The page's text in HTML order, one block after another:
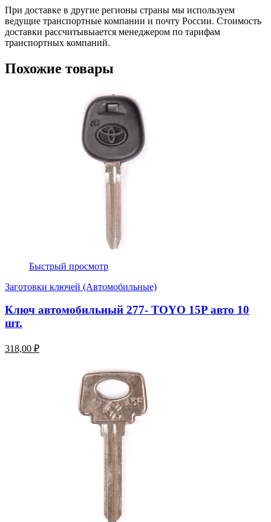
При доставке в другие регионы страны мы используем
ведущие транспортные компании и почту России. Стоимость
доставки рассчитывыается менеджером по тарифам
транспортных компаний.
Похожие товары
Быстрый просмотр
Заготовки ключей (Автомобильные)
Ключ автомобильный 277- TOYO 15P авто 10
шт.
318,00 ₽